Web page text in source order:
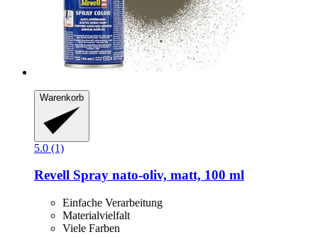
Warenkorb
5.0 (1)
Revell Spray nato-​oliv, matt, 100 ml
Einfache Verarbeitung
Materialvielfalt
Viele Farben